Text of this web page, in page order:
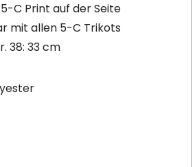
C Print auf der Seite
mit allen 5-C Trikots
38: 33 cm